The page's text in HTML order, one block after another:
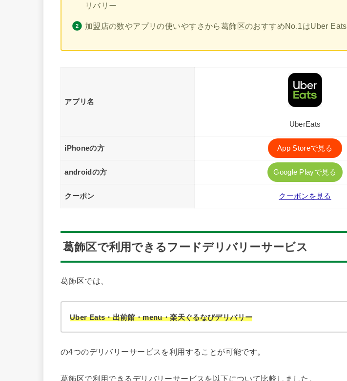
リバリー
加盟店の数やアプリの使いやすさから葛飾区のおすすめNo.1はUber Eats
アプリ名
UberEats
iPhoneの方 App Storeで見る
androidの方 Google Playで見る
クーポン クーポンを見る
葛飾区で利用できるフードデリバリーサービス
葛飾区では、
Uber Eats・出前館・menu・楽天ぐるなびデリバリー
の4つのデリバリーサービスを利用することが可能です。
葛飾区で利用できるデリバリーサービスを以下について比較しました。